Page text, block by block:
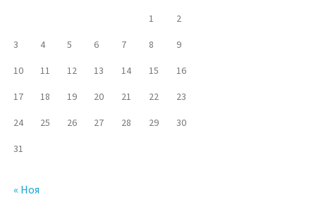
1 2
3 4 5 6 7 8 9
10 11 12 13 14 15 16
17 18 19 20 21 22 23
24 25 26 27 28 29 30
31
« Ноя